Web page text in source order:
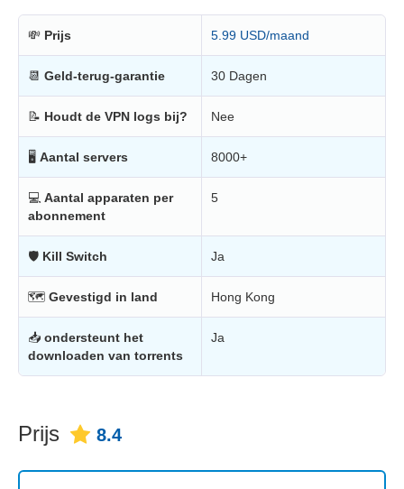
💸 Prijs 5.99 USD/maand
📆 Geld-terug-garantie 30 Dagen
📝 Houdt de VPN logs bij? Nee
🖥 Aantal servers 8000+
💻 Aantal apparaten per
abonnement
5
🛡 Kill Switch Ja
🗺 Gevestigd in land Hong Kong
📥 ondersteunt het
downloaden van torrents
Ja
Prijs 8.4